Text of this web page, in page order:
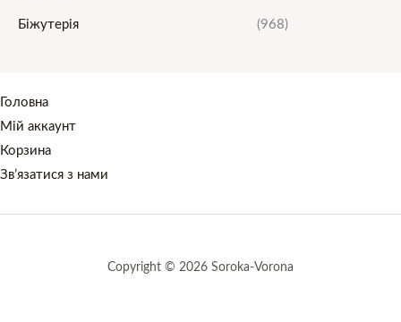
Біжутерія (968)
Головна
Мій аккаунт
Корзина
Зв’язатися з нами
Copyright © 2026 Soroka-Vorona